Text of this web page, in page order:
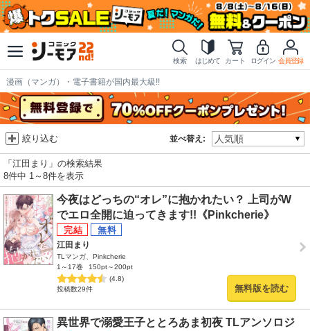
検索 はじめて カート ログイン 会員登録
漫画（マンガ）・電子書籍が国内最大級!!
並べ替え:
絞り込む
「江田まり」の検索結果
8件中 1～8件を表示
今夜はどっちの“オレ”に抱かれたい？ 上司がW
でエロ全開に迫ってきます!!《Pinkcherie》
江田まり
TLマンガ、Pinkcherie
1～17巻
150pt～200pt
(4.8)
投稿数29件
無料版を読む
異世界で溺愛王子ととろあま初夜 TLアンソロジ